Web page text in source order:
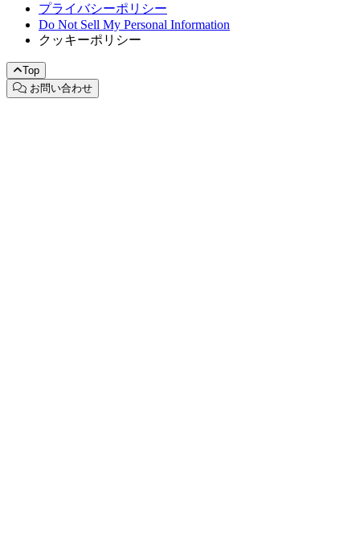
プライバシーポリシー
Do Not Sell My Personal Information
クッキーポリシー
Top
お問い合わせ